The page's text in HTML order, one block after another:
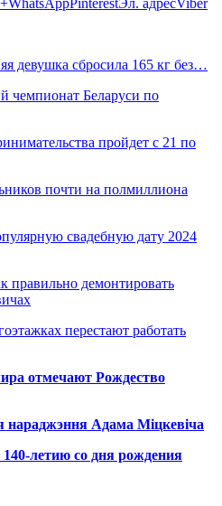
WhatsAppPinterestЭл. адресViber
девушка сбросила 165 кг без…
чемпионат Беларуси по
пройдет с 21 по
почти на полмиллиона
свадебную дату 2024
правильно демонтировать
перестают работать
отмечают Рождество
нараджэння Адама Міцкевіча
летию со дня рождения